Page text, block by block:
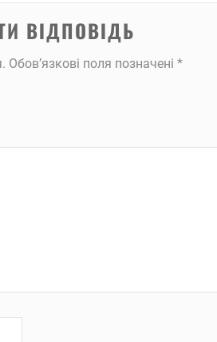
ВІДПОВІДЬ
Обов’язкові поля позначені *